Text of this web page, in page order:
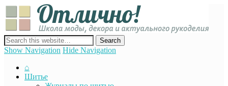
сайт о декоре, дизайне и моде, вязании, шитье и других видах
рукоделия
Show Navigation Hide Navigation
⌂
Шитье